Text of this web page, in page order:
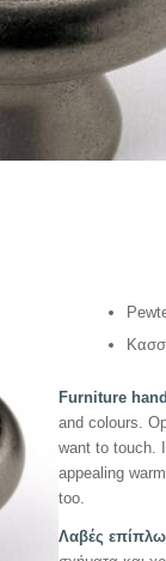
Furniture
and colours.
want to touch.
appealing
too.
Λαβές